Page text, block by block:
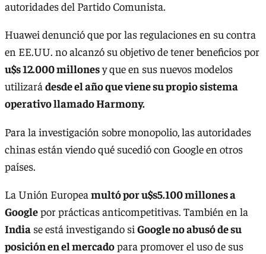
autoridades del Partido Comunista.
Huawei denunció que por las regulaciones en su contra
en EE.UU. no alcanzó su objetivo de tener beneficios por
u$s 12.000 millonesy que en sus nuevos modelos
utilizará desde el año que viene su propio sistema
operativo llamado Harmony.
Para la investigación sobre monopolio, las autoridades
chinas están viendo qué sucedió con Google en otros
países.
La Unión Europea multó por u$s5.100 millones a
Googlepor prácticas anticompetitivas. También en la
India se está investigando si Google no abusó de su
posición en el mercadopara promover el uso de sus